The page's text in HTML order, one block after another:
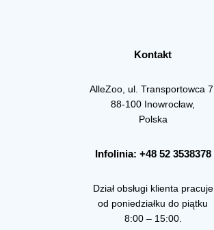
Kontakt
AlleZoo, ul. Transportowca 7,
88-100 Inowrocław,
Polska
Infolinia: +48 52 3538378
Dział obsługi klienta pracuje
od poniedziałku do piątku
8:00 – 15:00.